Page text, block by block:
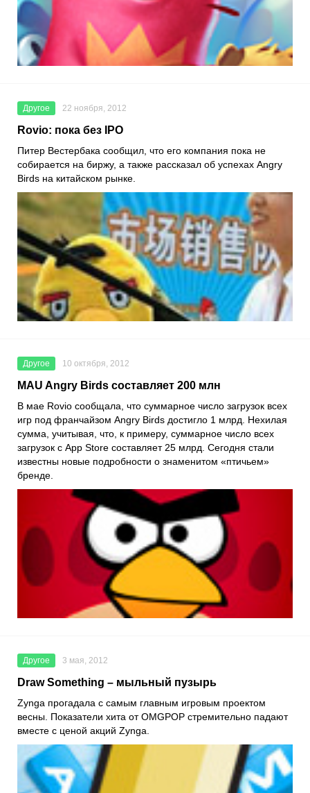
Другое 22 ноября, 2012
Rovio: пока без IPO
Питер Вестербака сообщил, что его компания пока не
собирается на биржу, а также рассказал об успехах Angry
Birds на китайском рынке.
Другое 10 октября, 2012
MAU Angry Birds составляет 200 млн
В мае Rovio сообщала, что суммарное число загрузок всех
игр под франчайзом Angry Birds достигло 1 млрд. Нехилая
сумма, учитывая, что, к примеру, суммарное число всех
загрузок с App Store составляет 25 млрд. Сегодня стали
известны новые подробности о знаменитом «птичьем»
бренде.
Другое 3 мая, 2012
Draw Something – мыльный пузырь
Zynga прогадала с самым главным игровым проектом
весны. Показатели хита от OMGPOP стремительно падают
вместе с ценой акций Zynga.